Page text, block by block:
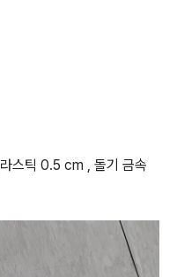
스틱 0.5 cm , 돌기 금속